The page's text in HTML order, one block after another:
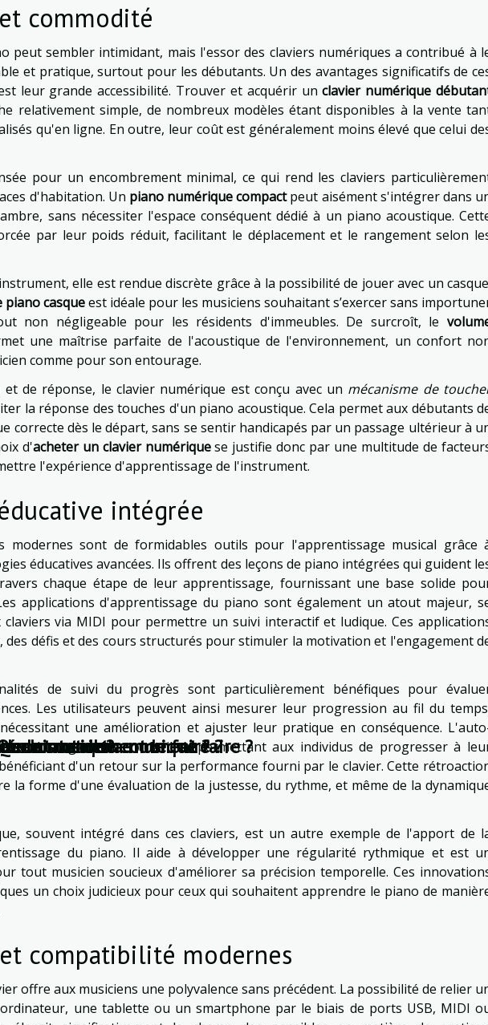
commodité
peut sembler intimidant, mais l'essor des claviers numériques a contribué à
et pratique, surtout pour les débutants. Un des avantages significatifs de
leur grande accessibilité. Trouver et acquérir unclavier numérique
relativement simple, de nombreux modèles étant disponibles à la vente
qu'en ligne. En outre, leur coût est généralement moins élevé que celui
pour un encombrement minimal, ce qui rend les claviers
d'habitation. Un piano numérique compactpeut aisément s'intégrer dans
sans nécessiter l'espace conséquent dédié à un piano acoustique.
par leur poids réduit, facilitant le déplacement et le rangement selon
elle est rendue discrète grâce à la possibilité de jouer avec un
casqueest idéale pour les musiciens souhaitant s’exercer sans
non négligeable pour les résidents d'immeubles. De surcroît, le
une maîtrise parfaite de l'acoustique de l'environnement, un confort
comme pour son entourage.
de réponse, le clavier numérique est conçu avec un mécanisme de
la réponse des touches d'un piano acoustique. Cela permet aux débutants
correcte dès le départ, sans se sentir handicapés par un passage ultérieur à
d'acheter un clavier numériquese justifie donc par une multitude de
l'expérience d'apprentissage de l'instrument.
intégrée
modernes sont de formidables outils pour l'apprentissage musical grâce
éducatives avancées. Ils offrent des leçons de piano intégrées qui guident
chaque étape de leur apprentissage, fournissant une base solide
applications d'apprentissage du piano sont également un atout majeur,
via MIDI pour permettre un suivi interactif et ludique. Ces
des défis et des cours structurés pour stimuler la motivation et l'engagement
de suivi du progrès sont particulièrement bénéfiques pour
Les utilisateurs peuvent ainsi mesurer leur progression au fil du
une amélioration et ajuster leur pratique en conséquence.
est donc grandement facilité, permettant aux individus de progresser à
d'un retour sur la performance fourni par le clavier. Cette
la forme d'une évaluation de la justesse, du rythme, et même de la
souvent intégré dans ces claviers, est un autre exemple de l'apport de
du piano. Il aide à développer une régularité rythmique et est
tout musicien soucieux d'améliorer sa précision temporelle. Ces
un choix judicieux pour ceux qui souhaitent apprendre le piano de
compatibilité modernes
offre aux musiciens une polyvalence sans précédent. La possibilité de relier
une tablette ou un smartphone par le biais de ports USB, MIDI
la musique
: comment le faire ?
sur internet : comment faire ?
sont-ils?
écoutant de la musique ?